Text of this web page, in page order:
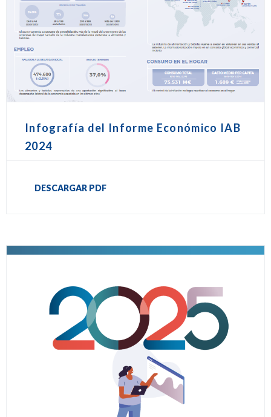
Infografía del Informe Económico IAB
2024
DESCARGAR PDF